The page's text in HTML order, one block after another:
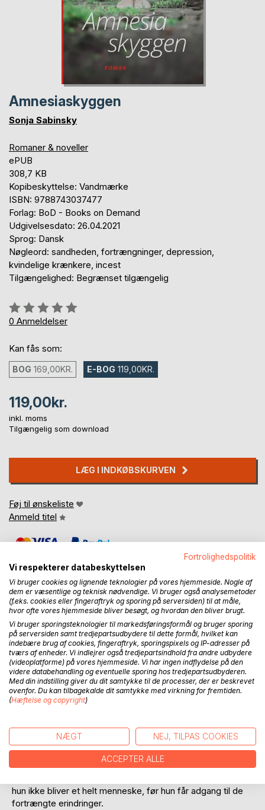
Amnesiaskyggen
Sonja Sabinsky
Romaner & noveller
ePUB
308,7 KB
Kopibeskyttelse: Vandmærke
ISBN: 9788743037477
Forlag: BoD - Books on Demand
Udgivelsesdato: 26.04.2021
Sprog: Dansk
Nøgleord: sandheden, fortrængninger, depression,
kvindelige krænkere, incest
Tilgængelighed: Begrænset tilgængelig
Anmeldelse::
0%
0 Anmeldelser
Kan fås som:
BOG 169,00KR. E-BOG 119,00KR.
119,00kr.
inkl. moms
Tilgængelig som download
LÆG I INDKØBSKURVEN
Føj til ønskeliste
Anmeld titel
BESKRIVELSE
Hvem var du mor? Hvorfor kan jeg ikke rejse tilbage i tid og
rum og finde dig der blandt mælketænder, godnatlæsning
og første skoledag? spørger den 42-årige billedkunstner
Eva Teller, der var ti år gammel, da hun overværede, at
hendes mor blev slået ihjel.
levede sammen med sin mor og sine to søskende, og
ingen af de behandlere, hun har opsøgt, har været i stand til
at give hende hukommelsen tilbage.
hun ikke bliver et helt menneske, før hun får adgang til de
fortrængte erindringer.
Fortrolighedspolitik
Vi respekterer databeskyttelsen
Vi bruger cookies og lignende teknologier på vores hjemmeside. Nogle af
dem er væsentlige og teknisk nødvendige. Vi bruger også analysemetoder
(f.eks. cookies eller fingeraftryk og sporing på serversiden) til at måle,
hvor ofte vores hjemmeside bliver besøgt, og hvordan den bliver brugt.
Vi bruger sporingsteknologier til markedsføringsformål og bruger sporing
på serversiden samt tredjepartsudbydere til dette formål, hvilket kan
indebære brug af cookies, fingeraftryk, sporingspixels og IP-adresser på
tværs af enheder. Vi indlejrer også tredjepartsindhold fra andre udbydere
(videoplatforme) på vores hjemmeside. Vi har ingen indflydelse på den
videre databehandling og eventuelle sporing hos tredjepartsudbyderen.
Med din indstilling giver du dit samtykke til de processer, der er beskrevet
ovenfor. Du kan tilbagekalde dit samtykke med virkning for fremtiden.
(Hæftelse og copyright)
NÆGT NEJ, TILPAS COOKIES
ACCEPTER ALLE